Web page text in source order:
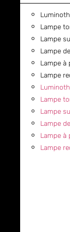
Lampe
Lampe
Lampe
Lampe à
Lampe
Lampe
Lampe
Lampe
Lampe à
Lampe